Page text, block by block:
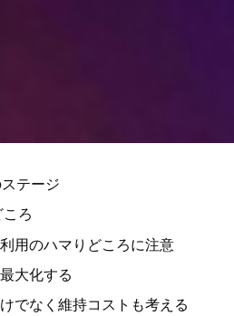
テージ
ろ
用のハマりどころに注意
大化する
でなく維持コストも考える